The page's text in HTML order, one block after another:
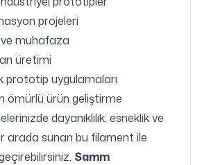
projeleri
muhafaza
üretimi
prototip uygulamaları
ömürlü ürün geliştirme
dayanıklılık, esneklik ve
arada sunan bu filament ile
Samm